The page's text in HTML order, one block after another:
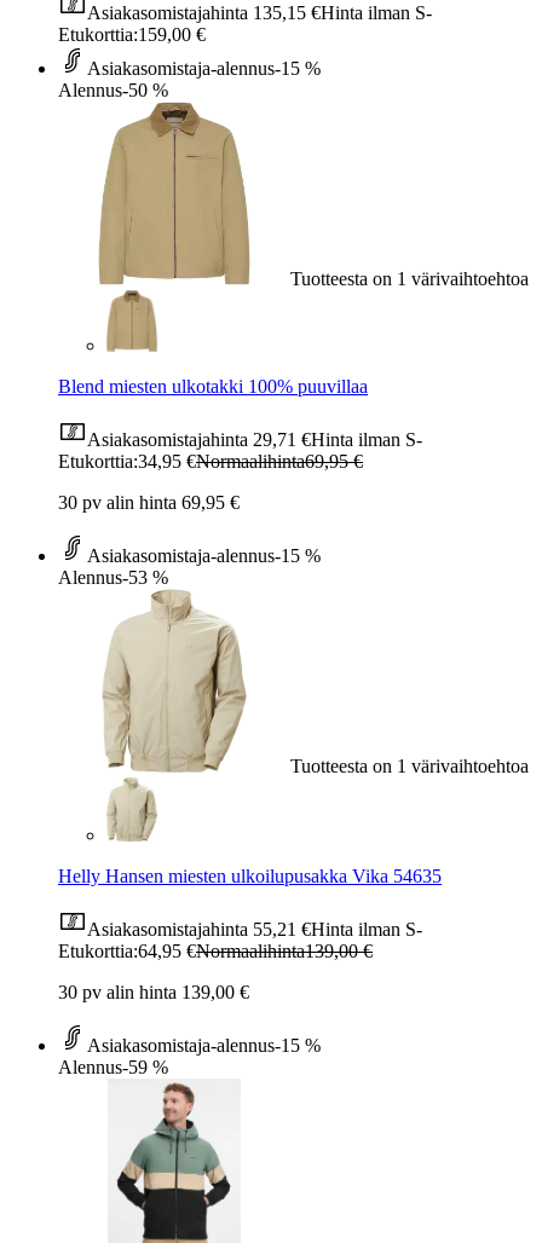
Asiakasomistajahinta 135,15 €Hinta ilman S-
Etukorttia:159,00 €
Asiakasomistaja-alennus-15 %
Alennus-50 %
Tuotteesta on 1 värivaihtoehtoa
Blend miesten ulkotakki 100% puuvillaa
Asiakasomistajahinta 29,71 €Hinta ilman S-
Etukorttia:34,95 €Normaalihinta69,95 €
30 pv alin hinta 69,95 €
Asiakasomistaja-alennus-15 %
Alennus-53 %
Tuotteesta on 1 värivaihtoehtoa
Helly Hansen miesten ulkoilupusakka Vika 54635
Asiakasomistajahinta 55,21 €Hinta ilman S-
Etukorttia:64,95 €Normaalihinta139,00 €
30 pv alin hinta 139,00 €
Asiakasomistaja-alennus-15 %
Alennus-59 %